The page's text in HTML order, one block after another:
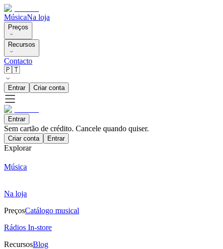
MúsicaNa loja
Preços
Recursos
Contacto
🇵🇹
Entrar Criar conta
Entrar
Sem cartão de crédito. Cancele quando quiser.
Criar conta Entrar
Explorar
Música
Na loja
PreçosCatálogo musical
Rádios In-store
RecursosBlog